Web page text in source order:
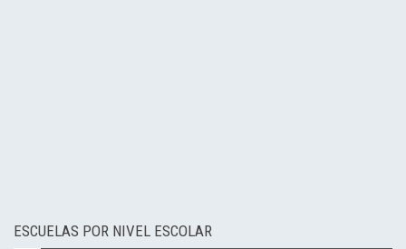
ESCUELAS POR NIVEL ESCOLAR